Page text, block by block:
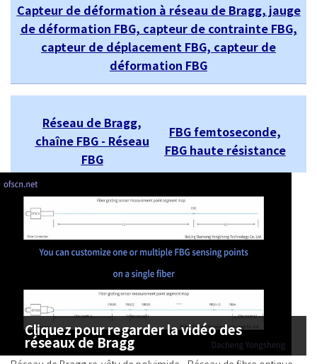
Capteur de déformation à réseau de Bragg, jauge
de déformation FBG, capteur de contrainte FBG,
capteur de déplacement FBG, capteur de
déformation FBG
Réseau de Bragg,
chaîne FBG - Réseau
FBG
FBG femtoseconde,
FBG haute résistance
Cliquez pour regarder la vidéo des
réseaux de Bragg